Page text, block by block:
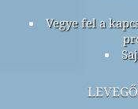
Vegye fel a